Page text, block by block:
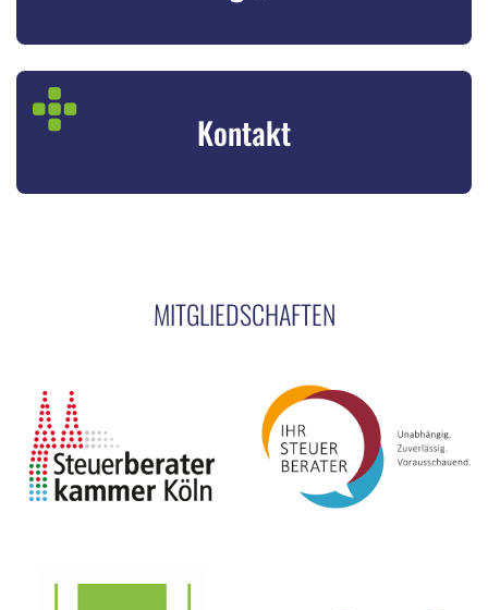
Kontakt
MITGLIEDSCHAFTEN